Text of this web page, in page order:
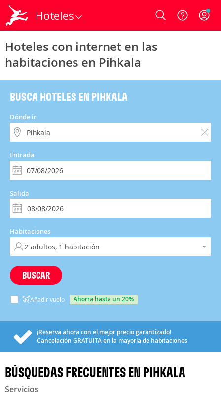
Hoteles Login
Hoteles con internet en las
habitaciones en Pihkala
BUSCA HOTELES EN PIHKALA
Dónde ir
Entrada
Salida
Habitaciones
BUSCAR
Añadir vuelo ahorra hasta un 20%
¡Reserva ahora con el mejor precio garantizado!
Cancelación GRATUITAen la mayoría de habitaciones
BÚSQUEDAS FRECUENTES EN PIHKALA
Servicios